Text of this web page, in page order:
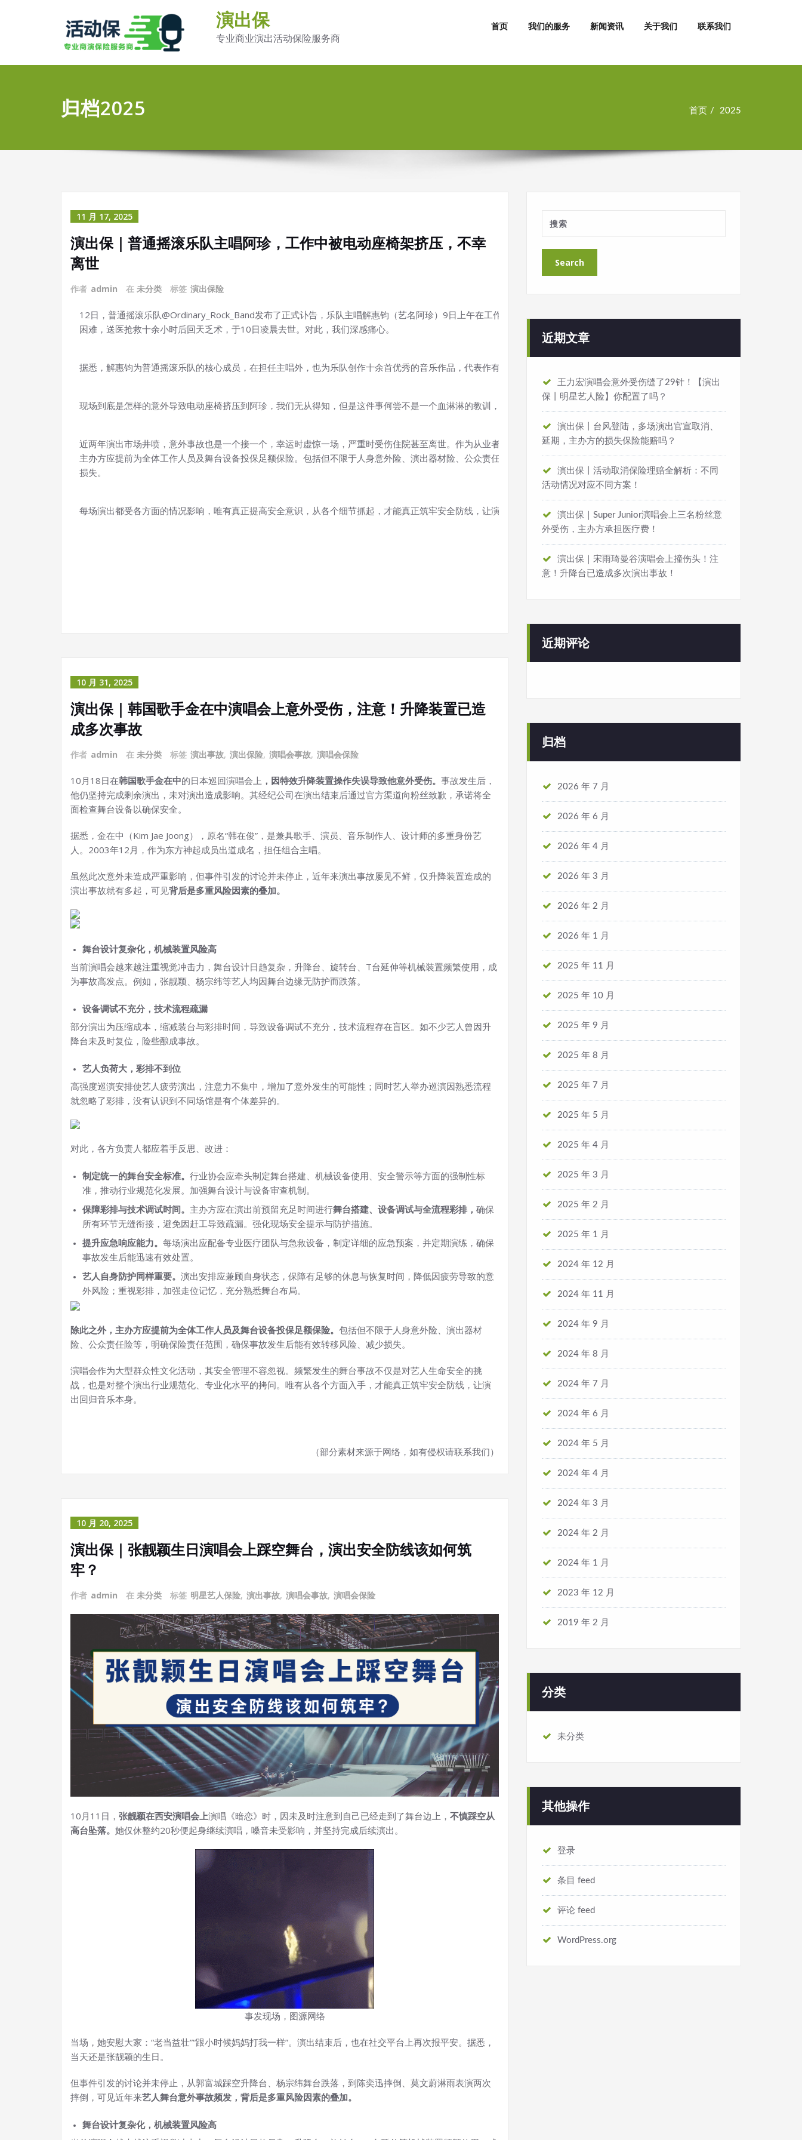
演出保
专业商业演出活动保险服务商
首页 我们的服务 新闻资讯 关于我们 联系我们
归档2025 首页 2025
11 月 17, 2025
演出保｜普通摇滚乐队主唱阿珍，工作中被电动座椅架挤压，不幸
离世
作者 admin 在 未分类 标签 演出保险
12日，普通摇滚乐队@Ordinary_Rock_Band发布了正式讣告，乐队主唱解惠钧（艺名阿珍）9日上午在工作过程中，胸腔意外受到剧院电动座椅架挤压，导致肋骨断裂呼吸
困难，送医抢救十余小时后回天乏术，于10日凌晨去世。 对此，我们深感痛心。
据悉，解惠钧为普通摇滚乐队的核心成员，在担任主唱外，也为乐队创作十余首优秀的音乐作品，代表作有《煎鸡蛋》《Ghost bell comes to zeros》等。
现场到底是怎样的意外导致电动座椅挤压到阿珍，我们无从得知，但是这件事何尝不是一个血淋淋的教训，
近两年演出市场井喷，意外事故也是一个接一个，幸运时虚惊一场，严重时受伤住院甚至离世。作为从业者，我们深感遗憾与无奈。对此，各方负责人都应反思、改进，
主办方应提前为全体工作人员及舞台设备投保足额保险。 包括但不限于人身意外险、演出器材险、公众责任险等，明确保险责任范围，确保事故发生后能有效转移风险、减少
损失。
每场演出都受各方面的情况影响，唯有真正提高安全意识，从各个细节抓起，才能真正筑牢安全防线，让演出回归音乐本身。
10 月 31, 2025
演出保｜韩国歌手金在中演唱会上意外受伤，注意！升降装置已造
成多次事故
作者 admin 在 未分类 标签 演出事故, 演出保险, 演唱会事故, 演唱会保险
10月18日在韩国歌手金在中的日本巡回演唱会上 ，因特效升降装置操作失误导致他意外受伤。 事故发生后，
他仍坚持完成剩余演出，未对演出造成影响。其经纪公司在演出结束后通过官方渠道向粉丝致歉，承诺将全
面检查舞台设备以确保安全。
据悉，金在中（Kim Jae Joong），原名“韩在俊”，是兼具歌手、演员、音乐制作人、设计师的多重身份艺
人。2003年12月，作为东方神起成员出道成名，担任组合主唱。
虽然此次意外未造成严重影响，但事件引发的讨论并未停止，近年来演出事故屡见不鲜，仅升降装置造成的
演出事故就有多起，可见背后是多重风险因素的叠加。
舞台设计复杂化，机械装置风险高
当前演唱会越来越注重视觉冲击力，舞台设计日趋复杂，升降台、旋转台、T台延伸等机械装置频繁使用，成
为事故高发点。例如，张靓颖、杨宗纬等艺人均因舞台边缘无防护而跌落。
设备调试不充分，技术流程疏漏
部分演出为压缩成本，缩减装台与彩排时间，导致设备调试不充分，技术流程存在盲区。如不少艺人曾因升
降台未及时复位，险些酿成事故。
艺人负荷大，彩排不到位
高强度巡演安排使艺人疲劳演出，注意力不集中，增加了意外发生的可能性；同时艺人举办巡演因熟悉流程
就忽略了彩排，没有认识到不同场馆是有个体差异的。
对此，各方负责人都应着手反思、改进：
制定统一的舞台安全标准。 行业协会应牵头制定舞台搭建、机械设备使用、安全警示等方面的强制性标
准，推动行业规范化发展。加强舞台设计与设备审查机制。
保障彩排与技术调试时间。 主办方应在演出前预留充足时间进行舞台搭建、设备调试与全流程彩排， 确保
所有环节无缝衔接，避免因赶工导致疏漏。强化现场安全提示与防护措施。
提升应急响应能力。 每场演出应配备专业医疗团队与急救设备，制定详细的应急预案，并定期演练，确保
事故发生后能迅速有效处置。
艺人自身防护同样重要。 演出安排应兼顾自身状态，保障有足够的休息与恢复时间，降低因疲劳导致的意
外风险；重视彩排，加强走位记忆，充分熟悉舞台布局。
除此之外，主办方应提前为全体工作人员及舞台设备投保足额保险。 包括但不限于人身意外险、演出器材
险、公众责任险等，明确保险责任范围，确保事故发生后能有效转移风险、减少损失。
演唱会作为大型群众性文化活动，其安全管理不容忽视。频繁发生的舞台事故不仅是对艺人生命安全的挑
战，也是对整个演出行业规范化、专业化水平的拷问。唯有从各个方面入手，才能真正筑牢安全防线，让演
出回归音乐本身。
（部分素材来源于网络，如有侵权请联系我们）
10 月 20, 2025
演出保｜张靓颖生日演唱会上踩空舞台，演出安全防线该如何筑
牢？
作者 admin 在 未分类 标签 明星艺人保险, 演出事故, 演唱会事故, 演唱会保险
10月11日， 张靓颖在西安演唱会上演唱《暗恋》时，因未及时注意到自己已经走到了舞台边上， 不慎踩空从
高台坠落。 她仅休整约20秒便起身继续演唱，嗓音未受影响，并坚持完成后续演出。
事发现场，图源网络
当场，她安慰大家：“老当益壮”“跟小时候妈妈打我一样”。演出结束后，也在社交平台上再次报平安。据悉，
当天还是张靓颖的生日。
但事件引发的讨论并未停止，从郭富城踩空升降台、杨宗纬舞台跌落，到陈奕迅摔倒、莫文蔚淋雨表演两次
摔倒，可见近年来艺人舞台意外事故频发，背后是多重风险因素的叠加。
舞台设计复杂化，机械装置风险高
近期文章
王力宏演唱会意外受伤缝了29针！【演出
保丨明星艺人险】你配置了吗？
演出保丨台风登陆，多场演出官宣取消、
延期，主办方的损失保险能赔吗？
演出保丨活动取消保险理赔全解析：不同
活动情况对应不同方案！
演出保｜Super Junior演唱会上三名粉丝意
外受伤，主办方承担医疗费！
演出保｜宋雨琦曼谷演唱会上撞伤头！注
意！升降台已造成多次演出事故！
近期评论
归档
2026 年 7 月
2026 年 6 月
2026 年 4 月
2026 年 3 月
2026 年 2 月
2026 年 1 月
2025 年 11 月
2025 年 10 月
2025 年 9 月
2025 年 8 月
2025 年 7 月
2025 年 5 月
2025 年 4 月
2025 年 3 月
2025 年 2 月
2025 年 1 月
2024 年 12 月
2024 年 11 月
2024 年 9 月
2024 年 8 月
2024 年 7 月
2024 年 6 月
2024 年 5 月
2024 年 4 月
2024 年 3 月
2024 年 2 月
2024 年 1 月
2023 年 12 月
2019 年 2 月
分类
未分类
其他操作
登录
条目 feed
评论 feed
WordPress.org